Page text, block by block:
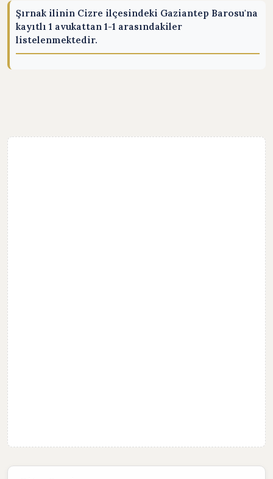
Şırnak ilinin Cizre ilçesindeki Gaziantep Barosu'na
kayıtlı 1 avukattan 1-1 arasındakiler
listelenmektedir.